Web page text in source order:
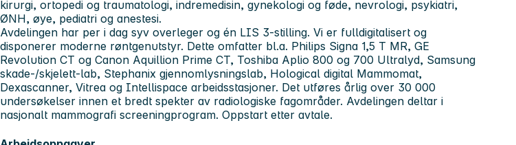
kirurgi, ortopedi og traumatologi, indremedisin, gynekologi og føde, nevrologi, psykiatri,
ØNH, øye, pediatri og anestesi.
Avdelingen har per i dag syv overleger og én LIS 3-stilling. Vi er fulldigitalisert og
disponerer moderne røntgenutstyr. Dette omfatter bl.a. Philips Signa 1,5 T MR, GE
Revolution CT og Canon Aquillion Prime CT, Toshiba Aplio 800 og 700 Ultralyd, Samsung
skade-/skjelett-lab, Stephanix gjennomlysningslab, Hological digital Mammomat,
Dexascanner, Vitrea og Intellispace arbeidsstasjoner. Det utføres årlig over 30 000
undersøkelser innen et bredt spekter av radiologiske fagområder. Avdelingen deltar i
nasjonalt mammografi screeningprogram. Oppstart etter avtale.